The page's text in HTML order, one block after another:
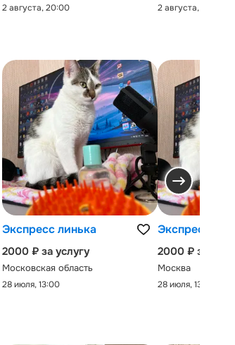
2 августа, 20:00 2 августа, 0:00
Экспресс линька
2000 ₽ за услугу
Московская область
28 июля, 13:00
Экспресс-
2000 ₽ за
Москва
28 июля, 13:00